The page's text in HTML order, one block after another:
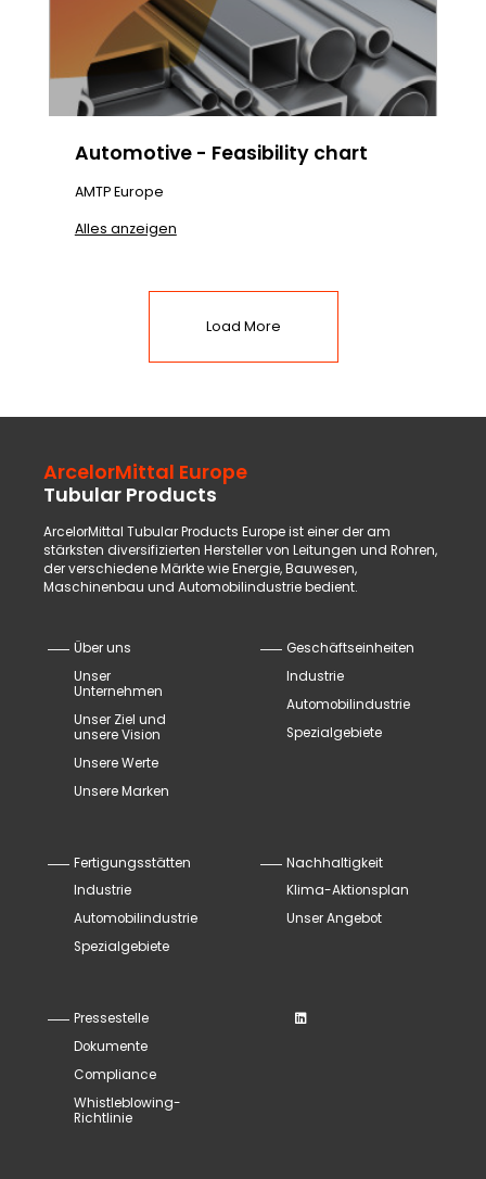
Automotive - Feasibility chart
AMTP Europe
Alles anzeigen
Load More
ArcelorMittal Europe
Tubular Products
ArcelorMittal Tubular Products Europe ist einer der am
stärksten diversifizierten Hersteller von Leitungen und Rohren,
der verschiedene Märkte wie Energie, Bauwesen,
Maschinenbau und Automobilindustrie bedient.
Über uns
Unser
Unternehmen
Unser Ziel und
unsere Vision
Unsere Werte
Unsere Marken
Geschäftseinheiten
Industrie
Automobilindustrie
Spezialgebiete
Fertigungsstätten
Industrie
Automobilindustrie
Spezialgebiete
Nachhaltigkeit
Klima-Aktionsplan
Unser Angebot
Pressestelle
Dokumente
Compliance
Whistleblowing-
Richtlinie